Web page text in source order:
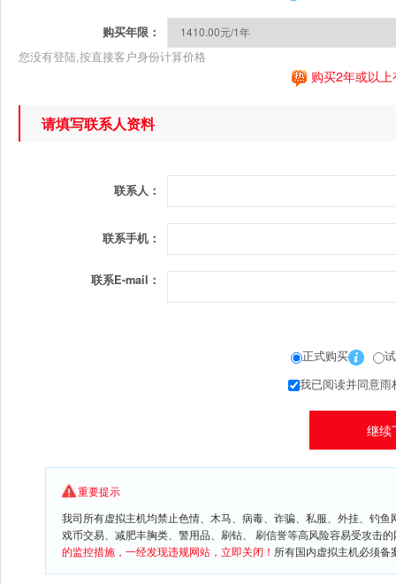
购买年限：
您没有登陆,按直接客户身份计算价格
购买2年或以
请填写联系人资料
联系人：
联系手机：
联系E-mail：
正式购买
我已阅读并同意雨
重要提示
我司所有虚拟主机均禁止色情、木马、病毒、诈骗、私服、外挂、钓
戏币交易、减肥丰胸类、警用品、刷钻、 刷信誉等高风险容易受攻击
的监控措施，一经发现违规网站，立即关闭！ 所有国内虚拟主机必须备